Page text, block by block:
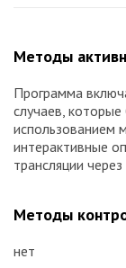
Методы
Программа
случаев,
использованием
интерактивные
трансляции
Методы
нет